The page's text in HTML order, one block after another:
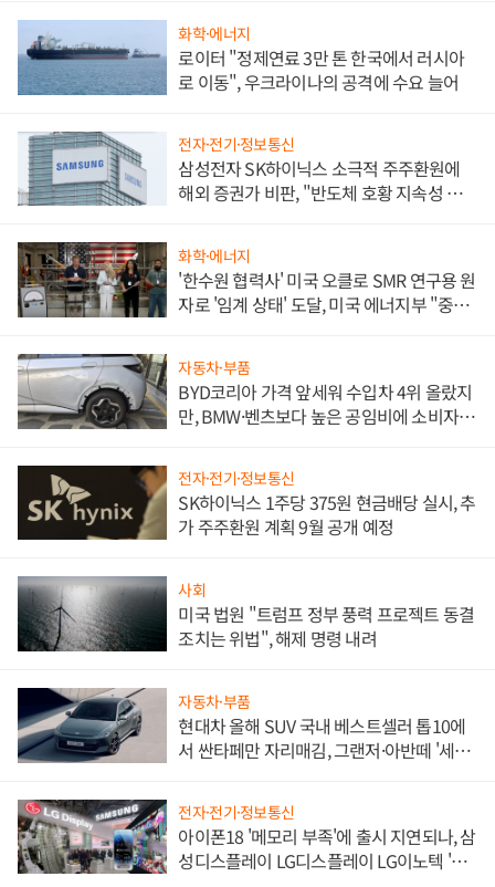
화학·에너지
로이터 "정제연료 3만 톤 한국에서 러시아
로 이동", 우크라이나의 공격에 수요 늘어
전자·전기·정보통신
삼성전자 SK하이닉스 소극적 주주환원에
해외 증권가 비판, "반도체 호황 지속성 의
화학·에너지
'한수원 협력사' 미국 오클로 SMR 연구용 원
자로 '임계 상태' 도달, 미국 에너지부 "중요
자동차·부품
BYD코리아 가격 앞세워 수입차 4위 올랐지
만, BMW·벤츠보다 높은 공임비에 소비자
전자·전기·정보통신
SK하이닉스 1주당 375원 현금배당 실시, 추
가 주주환원 계획 9월 공개 예정
사회
미국 법원 "트럼프 정부 풍력 프로젝트 동결
조치는 위법", 해제 명령 내려
자동차·부품
현대차 올해 SUV 국내 베스트셀러 톱10에
서 싼타페만 자리매김, 그랜저·아반떼 '세단
전자·전기·정보통신
아이폰18 '메모리 부족'에 출시 지연되나, 삼
성디스플레이 LG디스플레이 LG이노텍 '탈